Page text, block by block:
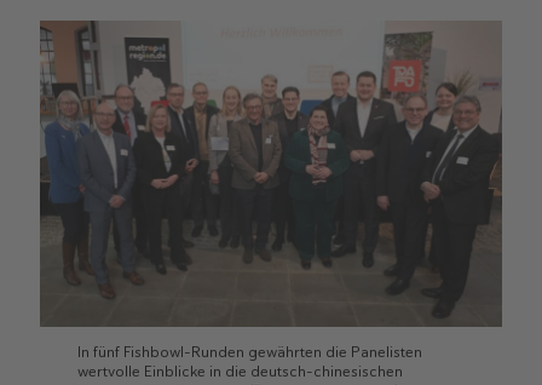
In fünf Fishbowl-Runden gewährten die Panelisten
wertvolle Einblicke in die deutsch-chinesischen